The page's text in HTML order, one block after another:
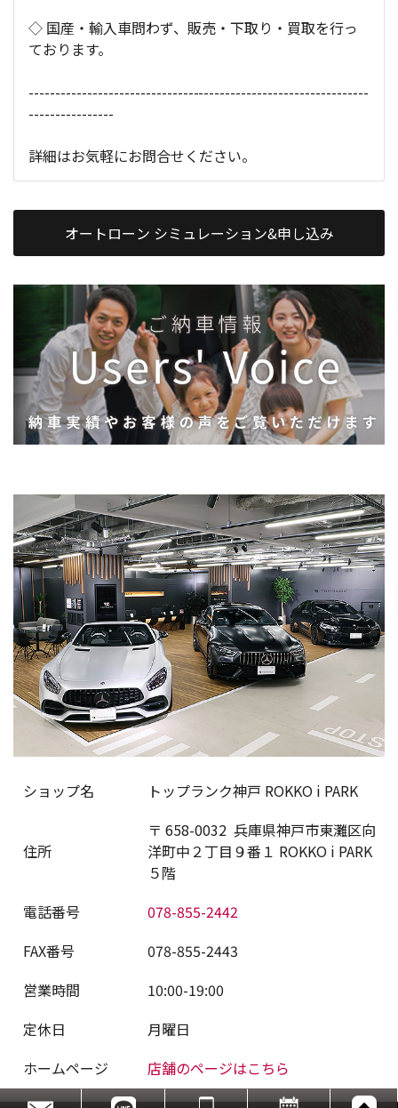
◇ 国産・輸入車問わず、販売・下取り・買取を行っ
ております。
----------------------------------------------------------------
----------------
詳細はお気軽にお問合せください。
オートローン シミュレーション&申し込み
ショップ名 トップランク神戸 ROKKO i PARK
住所
〒 658-0032 兵庫県神戸市東灘区向
洋町中２丁目９番１ ROKKO i PARK
５階
電話番号
078-855-2442
FAX番号
078-855-2443
営業時間
10:00-19:00
定休日
月曜日
ホームページ
店舗のページはこちら